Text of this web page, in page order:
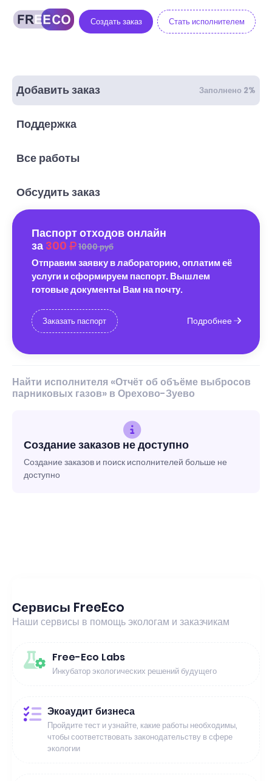
Создать заказ Стать исполнителем
Добавить заказ Заполнено 2%
Поддержка
Все работы
Обсудить заказ
Паспорт отходов онлайн
за 300 1000 руб
Отправим заявку в лабораторию, оплатим её
услуги и сформируем паспорт. Вышлем
готовые документы Вам на почту.
Заказать паспорт Подробнее
Найти исполнителя «Отчёт об объёме выбросов
парниковых газов» в Орехово-Зуево
Создание заказов не доступно
Создание заказов и поиск исполнителей больше не
доступно
Сервисы FreeEco
Наши сервисы в помощь экологам и заказчикам
Free-Eco Labs
Инкубатор экологических решений будущего
Экоаудит бизнеса
Пройдите тест и узнайте, какие работы необходимы,
чтобы соответствовать законодательству в сфере
экологии